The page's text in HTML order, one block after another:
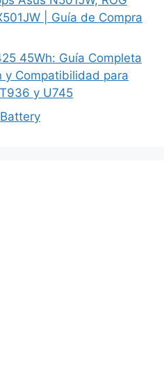
| Guía de Compra
45Wh: Guía Completa
y Compatibilidad para
y U745